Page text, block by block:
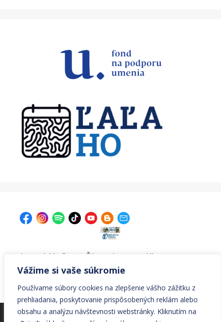
Vážime si vaše súkromie
Používame súbory cookies na zlepšenie vášho zážitku z
prehliadania, poskytovanie prispôsobených reklám alebo
obsahu a analýzu návštevnosti webstránky. Kliknutím na
| Krajská knižnica v Žiline, Ul. A. Bernoláka 47, 011 77
Žilina | kniznica@krajskakniznicazilina.sk
041/7233090 |
© Všetky práva vyhradené Krajská knižnica v Žiline